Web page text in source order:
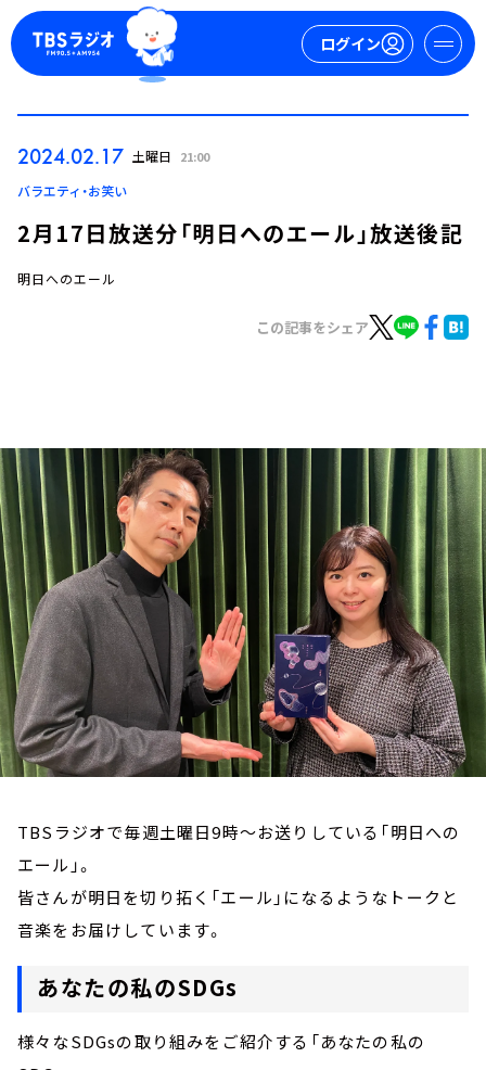
ログイン
ログイン
トピックス
TBS Podcast
お知らせ
イベント・グッズ
YouTube
会社情報
2024.02.17 土曜日 21:00
バラエティ・お笑い
2月17日放送分「明日へのエール」放送後記
明日へのエール
この記事をシェア
TBSラジオで毎週土曜日9時～お送りしている「明日への
エール」。
皆さんが明日を切り拓く「エール」になるようなトークと
音楽をお届けしています。
あなたの私のSDGs
様々なSDGsの取り組みをご紹介する「あなたの私の